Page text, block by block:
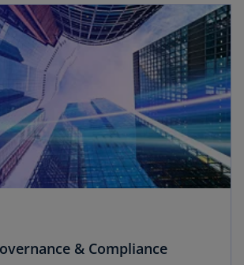
& Compliance